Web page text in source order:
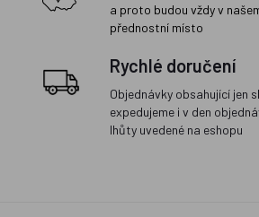
a proto budou vždy v
přednostní místo
Rychlé doručení
Objednávky obsahující jen
expedujeme i v den
lhůty uvedené na eshopu